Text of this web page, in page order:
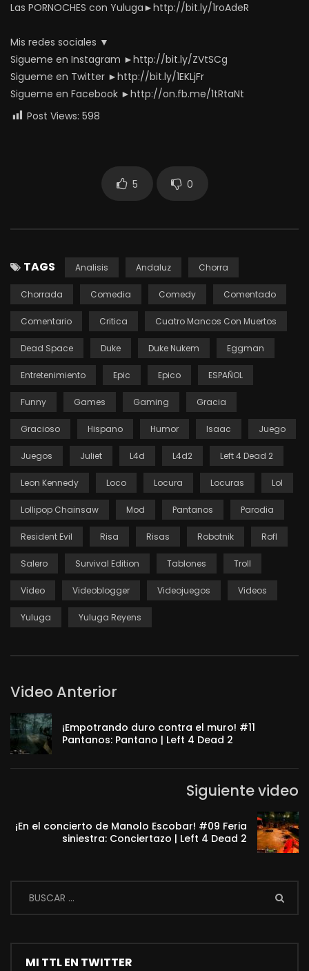
Las PORNOCHES con Yuluga►http://bit.ly/1roAdeR
Mis redes sociales ▼
Sigueme en Instagram ►http://bit.ly/ZVtSCg
Sigueme en Twitter ►http://bit.ly/1EKLjFr
Sigueme en Facebook ►http://on.fb.me/1tRtaNt
Post Views: 598
5 0
TAGS Analisis Andaluz Chorra
Chorrada Comedia Comedy Comentado
Comentario Critica Cuatro Mancos Con Muertos
Dead Space Duke Duke Nukem Eggman
Entretenimiento Epic Epico ESPAÑOL
Funny Games Gaming Gracia
Gracioso Hispano Humor Isaac Juego
Juegos Juliet L4d L4d2 Left 4 Dead 2
Leon Kennedy Loco Locura Locuras Lol
Lollipop Chainsaw Mod Pantanos Parodia
Resident Evil Risa Risas Robotnik Rofl
Salero Survival Edition Tablones Troll
Video Videoblogger Videojuegos Videos
Yuluga Yuluga Reyens
Video Anterior
¡Empotrando duro contra el muro! #11
Pantanos: Pantano | Left 4 Dead 2
Siguiente video
¡En el concierto de Manolo Escobar! #09 Feria
siniestra: Conciertazo | Left 4 Dead 2
MI TTL EN TWITTER